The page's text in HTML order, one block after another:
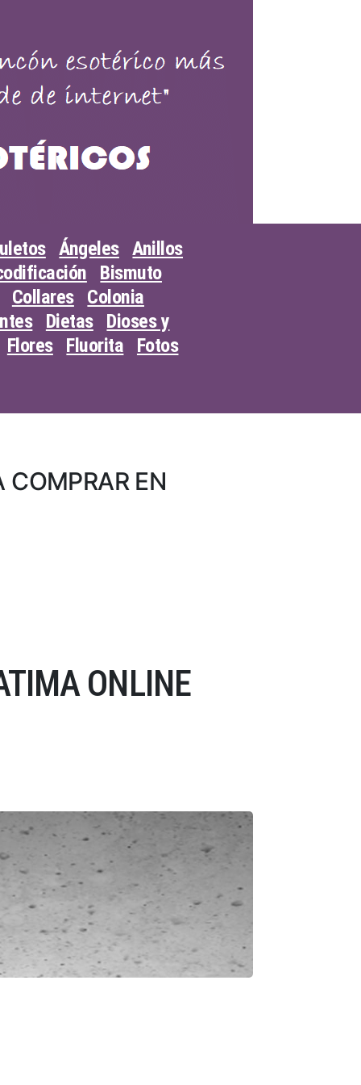
Ángeles Anillos
Bismuto
Collares
Colonia
Dietas
Dioses y
Flores Fluorita
Fotos
EN
ONLINE